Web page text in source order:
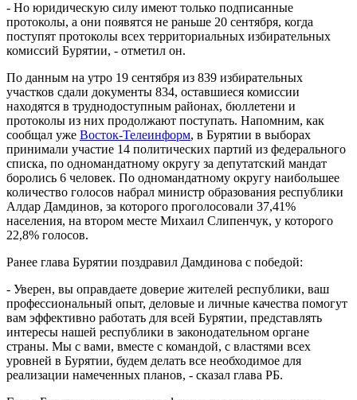
- Но юридическую силу имеют только подписанные
протоколы, а они появятся не раньше 20 сентября, когда
поступят протоколы всех территориальных избирательных
комиссий Бурятии, - отметил он.
По данным на утро 19 сентября из 839 избирательных
участков сдали документы 834, оставшиеся комиссии
находятся в труднодоступным районах, бюллетени и
протоколы из них продолжают поступать. Напомним, как
сообщал уже Восток-Телеинформ, в Бурятии в выборах
принимали участие 14 политических партий из федерального
списка, по одномандатному округу за депутатский мандат
боролись 6 человек. По одномандатному округу наибольшее
количество голосов набрал министр образования республики
Алдар Дамдинов, за которого проголосовали 37,41%
населения, на втором месте Михаил Слипенчук, у которого
22,8% голосов.
Ранее глава Бурятии поздравил Дамдинова с победой:
- Уверен, вы оправдаете доверие жителей республики, ваш
профессиональный опыт, деловые и личные качества помогут
вам эффективно работать для всей Бурятии, представлять
интересы нашей республики в законодательном органе
страны. Мы с вами, вместе с командой, с властями всех
уровней в Бурятии, будем делать все необходимое для
реализации намеченных планов, - сказал глава РБ.